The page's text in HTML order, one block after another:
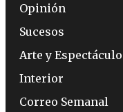
Opinión
Sucesos
Arte y
Interior
Correo Semanal